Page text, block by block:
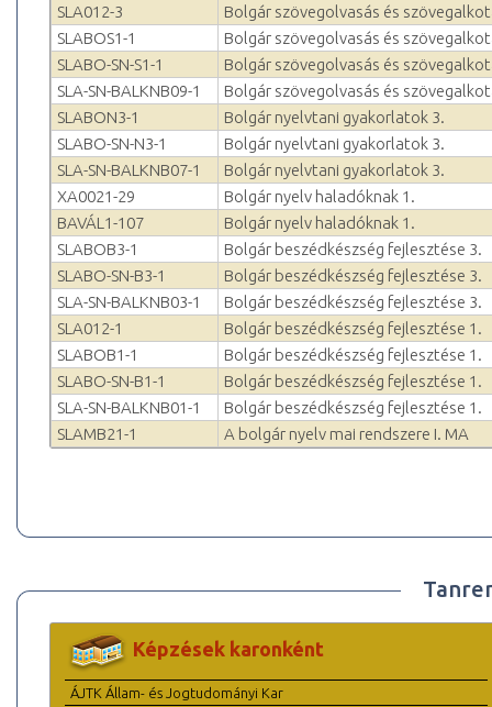
SLA012-3
Bolgár szövegolvasás és
SLABOS1-1
Bolgár szövegolvasás és
SLABO-SN-S1-1
Bolgár szövegolvasás és
SLA-SN-BALKNB09-1
Bolgár szövegolvasás és
SLABON3-1
Bolgár nyelvtani gyakorlatok 3.
SLABO-SN-N3-1
Bolgár nyelvtani gyakorlatok 3.
SLA-SN-BALKNB07-1
Bolgár nyelvtani gyakorlatok 3.
XA0021-29
Bolgár nyelv haladóknak 1.
BAVÁL1-107
Bolgár nyelv haladóknak 1.
SLABOB3-1
Bolgár beszédkészség fejlesztése 3.
SLABO-SN-B3-1
Bolgár beszédkészség fejlesztése 3.
SLA-SN-BALKNB03-1
Bolgár beszédkészség fejlesztése 3.
SLA012-1
Bolgár beszédkészség fejlesztése 1.
SLABOB1-1
Bolgár beszédkészség fejlesztése 1.
SLABO-SN-B1-1
Bolgár beszédkészség fejlesztése 1.
SLA-SN-BALKNB01-1
Bolgár beszédkészség fejlesztése 1.
SLAMB21-1
A bolgár nyelv mai rendszere I. MA
Képzések karonként
ÁJTK Állam- és Jogtudományi Kar